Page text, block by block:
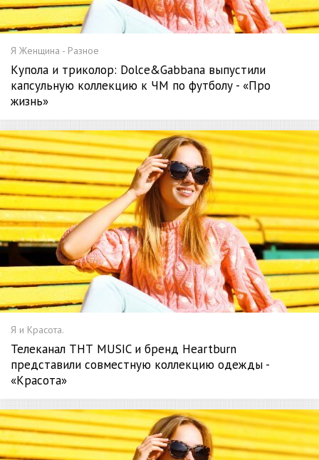
Я Женщина - Разное
Купола и триколор: Dolce&Gabbana выпустили
капсульную коллекцию к ЧМ по футболу - «Про
жизнь»
Я и Красота.
Телеканал ТНТ MUSIC и бренд Heartburn
представили совместную коллекцию одежды -
«Красота»